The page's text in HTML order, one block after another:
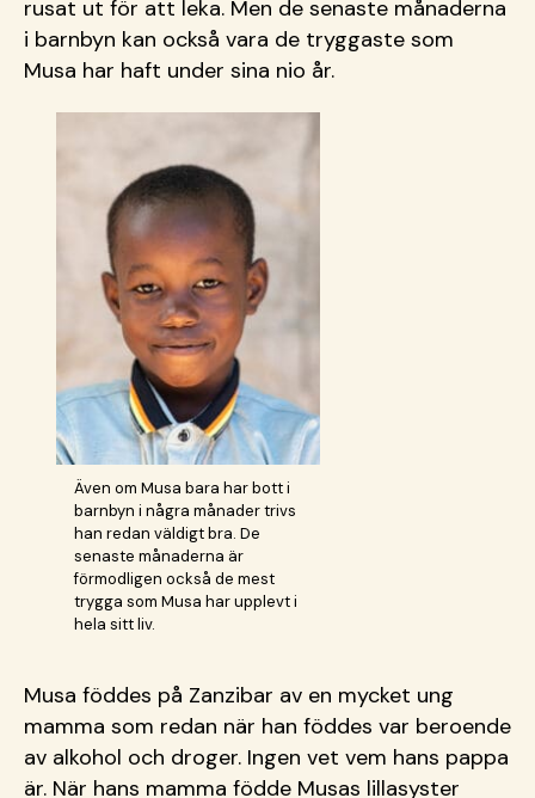
rusat ut för att leka. Men de senaste månaderna
i barnbyn kan också vara de tryggaste som
Musa har haft under sina nio år.
Även om Musa bara har bott i
barnbyn i några månader trivs
han redan väldigt bra. De
senaste månaderna är
förmodligen också de mest
trygga som Musa har upplevt i
hela sitt liv.
Musa föddes på Zanzibar av en mycket ung
mamma som redan när han föddes var beroende
av alkohol och droger. Ingen vet vem hans pappa
är. När hans mamma födde Musas lillasyster